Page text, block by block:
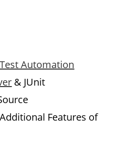
Automation
& JUnit
Features of